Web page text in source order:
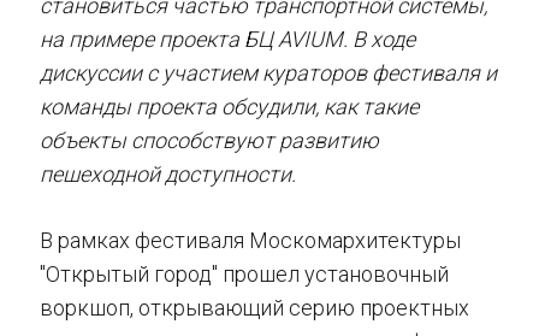
становиться частью транспортной системы,
на примере проекта БЦ AVIUM. В ходе
дискуссии с участием кураторов фестиваля и
команды проекта обсудили, как такие
объекты способствуют развитию
пешеходной доступности.
В рамках фестиваля Москомархитектуры
"Открытый город" прошел установочный
воркшоп, открывающий серию проектных